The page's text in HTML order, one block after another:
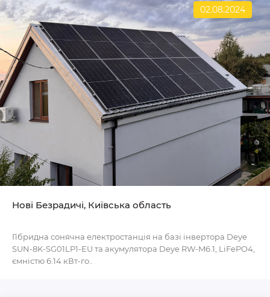
02.08.2024
Нові Безрадичі, Київська область
Гібридна сонячна електростанція на базі інвертора Deye
SUN-8K-SG01LP1-EU та акумулятора Deye RW-M6.1, LiFePO4,
ємністю 6.14 кВт-го..